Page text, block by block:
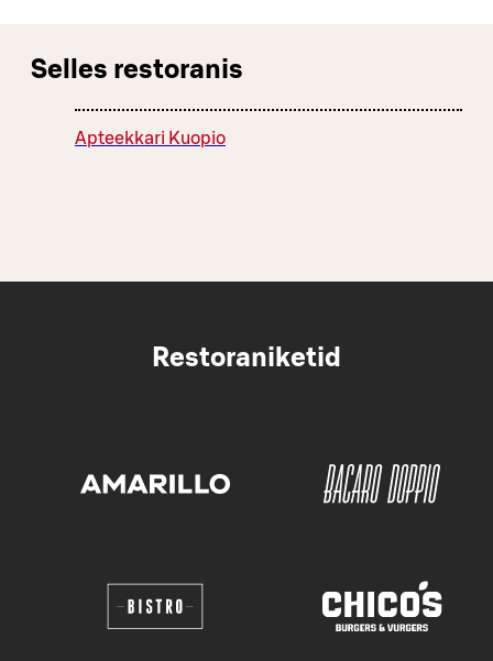
Selles restoranis
Apteekkari Kuopio
Restoraniketid